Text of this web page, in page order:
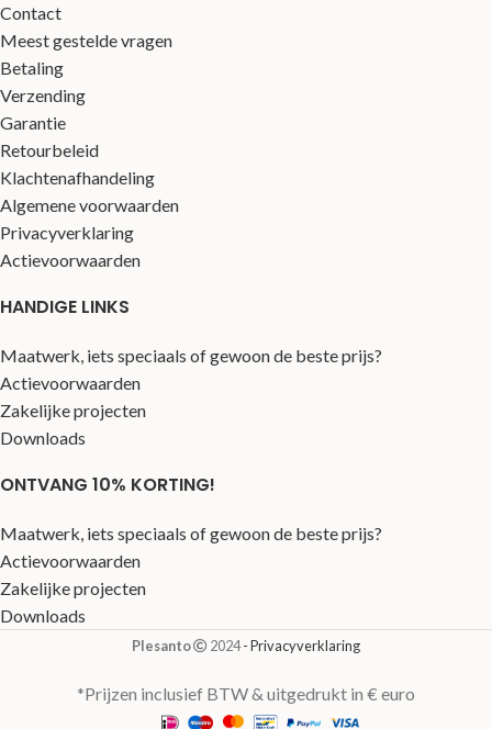
Contact
Meest gestelde vragen
Betaling
Verzending
Garantie
Retourbeleid
Klachtenafhandeling
Algemene voorwaarden
Privacyverklaring
Actievoorwaarden
HANDIGE LINKS
Maatwerk, iets speciaals of gewoon de beste prijs?
Actievoorwaarden
Zakelijke projecten
Downloads
ONTVANG 10% KORTING!
Maatwerk, iets speciaals of gewoon de beste prijs?
Actievoorwaarden
Zakelijke projecten
Downloads
Plesanto 2024- Privacyverklaring
*Prijzen inclusief BTW & uitgedrukt in € euro